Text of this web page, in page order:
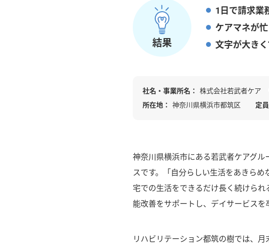
結果
1日で請求業
ケアマネが
文字が大き
社名・事業所名：
株式会社若武者ケア
所在地：
神奈川県横浜市都筑区 定
神奈川県横浜市にある若武者ケアグ
スです。「自分らしい生活をあきら
宅での生活をできるだけ長く続けら
能改善をサポートし、デイサービスを
リハビリテーション都筑の樹では、